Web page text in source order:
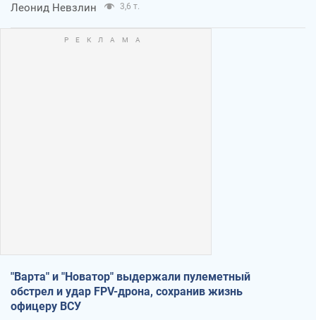
Леонид Невзлин 3,6 т.
"Варта" и "Новатор" выдержали пулеметный
обстрел и удар FPV-дрона, сохранив жизнь
офицеру ВСУ